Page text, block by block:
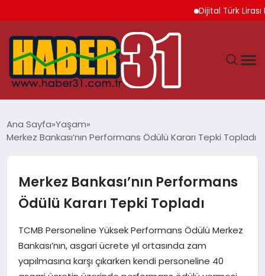
Dijital Türk Lirası
YAŞAM
EKONOMI
GÜNDEM
MAGAZIN
Ana Sayfa Yaşam
Merkez Bankası’nın Performans Ödülü Kararı Tepki Topladı
Merkez Bankası’nın Performans
Ödülü Kararı Tepki Topladı
TCMB Personeline Yüksek Performans Ödülü Merkez
Bankası’nın, asgari ücrete yıl ortasında zam
yapılmasına karşı çıkarken kendi personeline 40